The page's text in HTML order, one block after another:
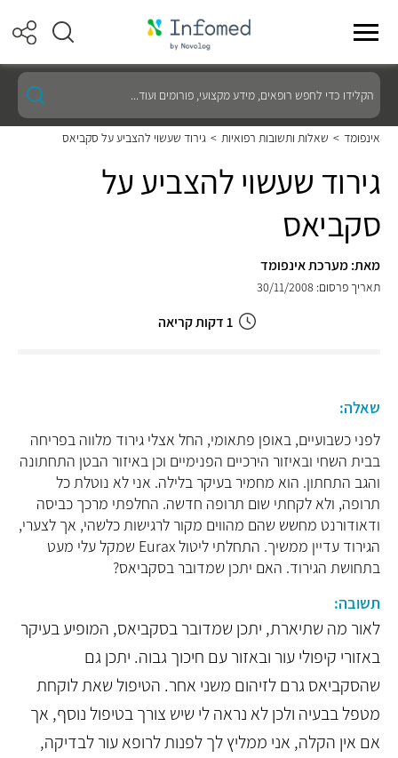
הקלידו
כדי
לחפש
רופאים,
מידע
פורומים
ועוד...
אינפומד > שאלות ותשובות רפואיות > גירוד שעשוי להצביע על סקביאס
גירוד שעשוי להצביע על
סקביאס
מאת: מערכת אינפומד
תאריך פרסום: 30/11/2008
1 דקות קריאה
שאלה:
לפני כשבועיים, באופן פתאומי, החל אצלי גירוד מלווה בפריחה
בבית השחי ובאיזור הירכיים הפנימיים וכן באיזור הבטן התחתונה
והגב התחתון. הוא מחמיר בעיקר בלילה. אני לא נוטלת כל
תרופה, ולא לקחתי שום תרופה חדשה. החלפתי מרכך כביסה
ודאודורנט מחשש שהם מהווים מקור לרגישות כלשהי, אך לצערי,
הגירוד עדיין ממשיך. התחלתי ליטול Eurax שמקל עלי מעט
בתחושת הגירוד. האם יתכן שמדובר בסקביאס?
תשובה:
לאור מה שתיארת, יתכן שמדובר בסקביאס, המופיע בעיקר
באזורי קיפולי עור ובאזור עם חיכוך גבוה. יתכן גם
שהסקביאס גרם לזיהום משני אחר. הטיפול שאת לוקחת
מטפל בבעיה ולכן לא נראה לי שיש צורך בטיפול נוסף, אך
אם אין הקלה, אני ממליץ לך לפנות לרופא עור לבדיקה,